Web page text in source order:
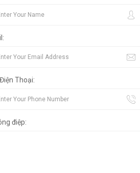
Thoại:
điệp: